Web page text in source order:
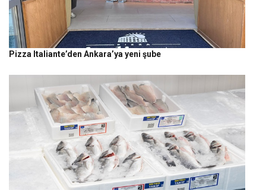
Pizza Italiante’den Ankara’ya yeni şube